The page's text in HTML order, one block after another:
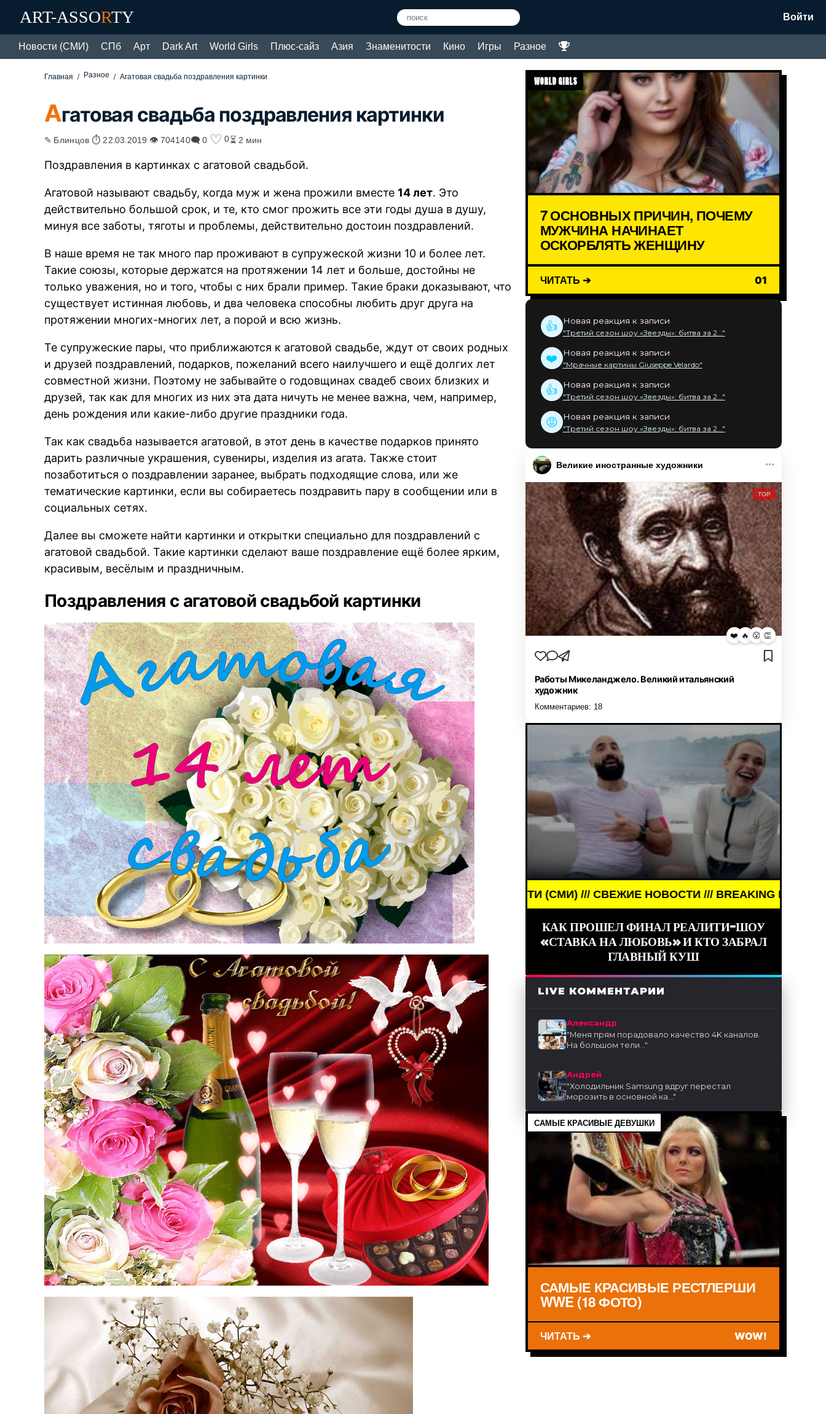
ART-ASSORTY Войти
Новости (СМИ) СПб Арт Dark Art World Girls Плюс-сайз Азия Знаменитости Кино Игры Разное
Главная Разное Агатовая свадьба поздравления картинки
Агатовая свадьба поздравления картинки
✎ Блинцов ⏱ 22.03.2019 👁 704140🗨 0 ♡ 0⏳ 2 мин
Поздравления в картинках с агатовой свадьбой.
Агатовой называют свадьбу, когда муж и жена прожили вместе 14 лет. Это
действительно большой срок, и те, кто смог прожить все эти годы душа в душу,
минуя все заботы, тяготы и проблемы, действительно достоин поздравлений.
В наше время не так много пар проживают в супружеской жизни 10 и более лет.
Такие союзы, которые держатся на протяжении 14 лет и больше, достойны не
только уважения, но и того, чтобы с них брали пример. Такие браки доказывают, что
существует истинная любовь, и два человека способны любить друг друга на
протяжении многих-многих лет, а порой и всю жизнь.
Те супружеские пары, что приближаются к агатовой свадьбе, ждут от своих родных
и друзей поздравлений, подарков, пожеланий всего наилучшего и ещё долгих лет
совместной жизни. Поэтому не забывайте о годовщинах свадеб своих близких и
друзей, так как для многих из них эта дата ничуть не менее важна, чем, например,
день рождения или какие-либо другие праздники года.
Так как свадьба называется агатовой, в этот день в качестве подарков принято
дарить различные украшения, сувениры, изделия из агата. Также стоит
позаботиться о поздравлении заранее, выбрать подходящие слова, или же
тематические картинки, если вы собираетесь поздравить пару в сообщении или в
социальных сетях.
Далее вы сможете найти картинки и открытки специально для поздравлений с
агатовой свадьбой. Такие картинки сделают ваше поздравление ещё более ярким,
красивым, весёлым и праздничным.
Поздравления с агатовой свадьбой картинки
WORLD GIRLS
7 ОСНОВНЫХ ПРИЧИН, ПОЧЕМУ
МУЖЧИНА НАЧИНАЕТ
ОСКОРБЛЯТЬ ЖЕНЩИНУ
ЧИТАТЬ ➔ 01
👍 Новая реакция к записи
"Третий сезон шоу «Звезды»: битва за 2..."
❤️ Новая реакция к записи
"Мрачные картины Giuseppe Velardo"
👍 Новая реакция к записи
"Третий сезон шоу «Звезды»: битва за 2..."
😡 Новая реакция к записи
"Третий сезон шоу «Звезды»: битва за 2..."
Великие иностранные художники
TOP
❤️ 🔥 😮 👏
Работы Микеланджело. Великий итальянский
художник
Комментариев: 18
BREAKING NEWS /// НОВОСТИ (СМИ) /// СВЕЖИЕ НОВОСТИ /// BREAKING NEWS /// НОВОСТИ
КАК ПРОШЕЛ ФИНАЛ РЕАЛИТИ-ШОУ
«СТАВКА НА ЛЮБОВЬ» И КТО ЗАБРАЛ
ГЛАВНЫЙ КУШ
LIVE КОММЕНТАРИИ
Александр
"Меня прям порадовало качество 4K каналов.
На большом тели..."
Андрей
"Холодильник Samsung вдруг перестал
морозить в основной ка..."
САМЫЕ КРАСИВЫЕ ДЕВУШКИ
САМЫЕ КРАСИВЫЕ РЕСТЛЕРШИ
WWE (18 ФОТО)
ЧИТАТЬ ➔ WOW!